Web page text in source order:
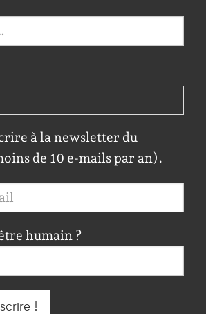
à la newsletter du
de 10 e-mails par an).
humain ?